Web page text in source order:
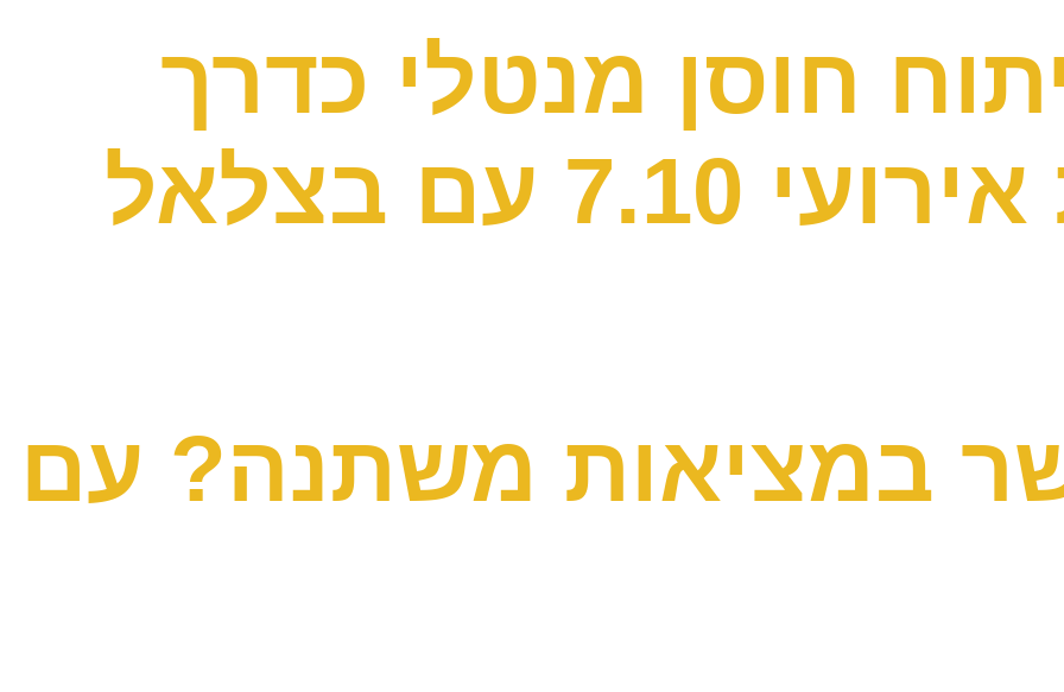
חוסן מנטלי כדרך
חיים בעקבות אירועי 7.10 עם בצלאל
במציאות משתנה? עם